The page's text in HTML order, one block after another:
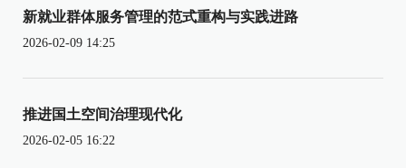
新就业群体服务管理的范式重构与实践进路
2026-02-09 14:25
推进国土空间治理现代化
2026-02-05 16:22